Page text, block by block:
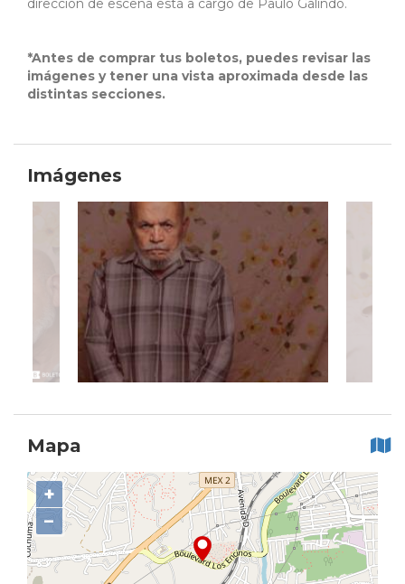
dirección de escena está a cargo de Paulo Galindo.
*Antes de comprar tus boletos, puedes revisar las
imágenes y tener una vista aproximada desde las
distintas secciones.
Imágenes
Mapa
+
−